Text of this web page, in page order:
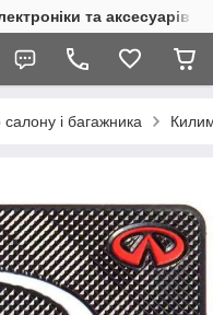
та аксесуарів в
салону і багажника